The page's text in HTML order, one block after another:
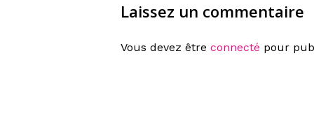
Laissez un commentaire
Vous devez être connecté pour